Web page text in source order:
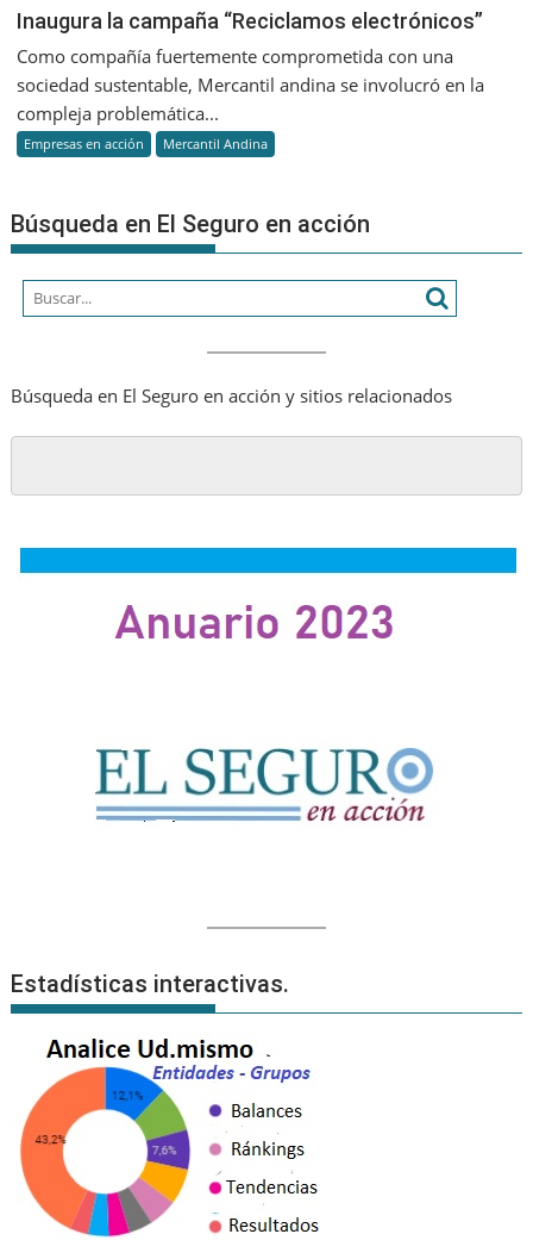
Inaugura
campaña
“Reciclamos
electrónicos”
Inaugura la campaña “Reciclamos electrónicos”
Como compañía fuertemente comprometida con una
sociedad sustentable, Mercantil andina se involucró en la
compleja problemática...
Empresas en acción Mercantil Andina
Búsqueda en El Seguro en acción
Búsqueda en El Seguro en acción y sitios relacionados
Estadísticas interactivas.